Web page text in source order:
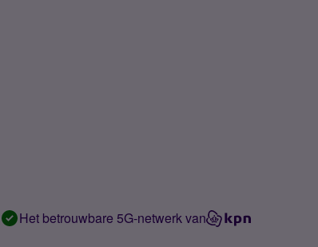
Het betrouwbare 5G-netwerk van